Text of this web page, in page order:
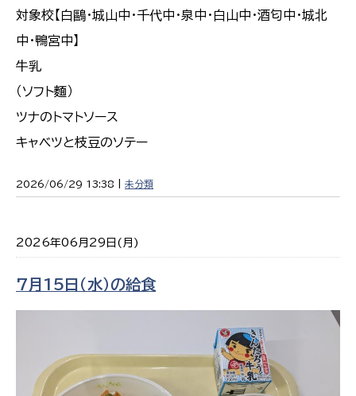
対象校【白鷗・城山中・千代中・泉中・白山中・酒匂中・城北
中・鴨宮中】
牛乳
（ソフト麵）
ツナのトマトソース
キャベツと枝豆のソテー
2026/06/29 13:38 | 未分類
2026年06月29日(月)
7月15日（水）の給食